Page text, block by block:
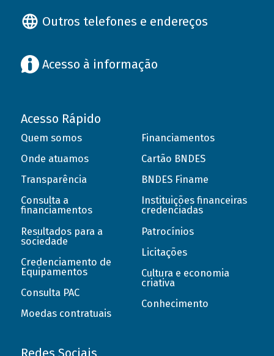
Outros telefones e endereços
Acesso à informação
Acesso Rápido
Quem somos
Onde atuamos
Transparência
Consulta a
financiamentos
Resultados para a
sociedade
Credenciamento de
Equipamentos
Consulta PAC
Moedas contratuais
Financiamentos
Cartão BNDES
BNDES Finame
Instituições financeiras
credenciadas
Patrocínios
Licitações
Cultura e economia
criativa
Conhecimento